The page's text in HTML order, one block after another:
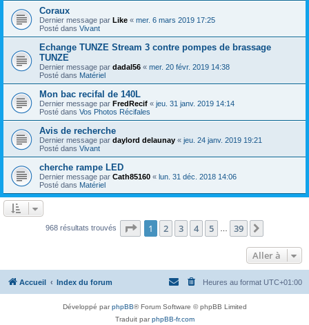
Coraux
Dernier message par Like « mer. 6 mars 2019 17:25
Posté dans Vivant
Echange TUNZE Stream 3 contre pompes de brassage
TUNZE
Dernier message par dadal56 « mer. 20 févr. 2019 14:38
Posté dans Matériel
Mon bac recifal de 140L
Dernier message par FredRecif « jeu. 31 janv. 2019 14:14
Posté dans Vos Photos Récifales
Avis de recherche
Dernier message par daylord delaunay « jeu. 24 janv. 2019 19:21
Posté dans Vivant
cherche rampe LED
Dernier message par Cath85160 « lun. 31 déc. 2018 14:06
Posté dans Matériel
968 résultats trouvés Page 1sur39
1 2 3 4 5 39
Aller à
Accueil Index du forum Heures au format UTC+01:00
Développé parphpBB® Forum Software © phpBB Limited
Traduit parphpBB-fr.com